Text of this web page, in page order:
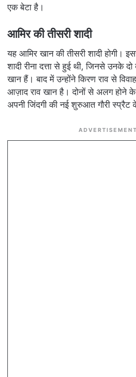
एक बेटा है।
आमिर की तीसरी शादी
यह आमिर खान की तीसरी शादी होगी।
शादी रीना दत्ता से हुई थी, जिनसे उनके
खान हैं। बाद में उन्होंने किरण राव से
आज़ाद राव खान है। दोनों से अलग होने
अपनी जिंदगी की नई शुरुआत गौरी